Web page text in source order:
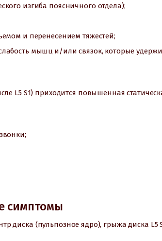
изгиба поясничного отдела);
и перенесением тяжестей;
мышц и/или связок, которые
L5 S1) приходится повышенная
симптомы
диска (пульпозное ядро), грыжа диска L5